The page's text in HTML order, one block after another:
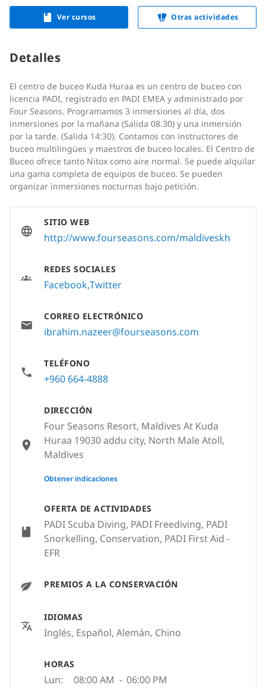
Ver cursos Otras actividades
Detalles
El centro de buceo Kuda Huraa es un centro de buceo con
licencia PADI, registrado en PADI EMEA y administrado por
Four Seasons. Programamos 3 inmersiones al día, dos
inmersiones por la mañana (Salida 08.30) y una inmersión
por la tarde. (Salida 14:30). Contamos con instructores de
buceo multilingües y maestros de buceo locales. El Centro de
Buceo ofrece tanto Nitox como aire normal. Se puede alquilar
una gama completa de equipos de buceo. Se pueden
organizar inmersiones nocturnas bajo petición.
OFERTA DE ACTIVIDADES
PADI Scuba Diving, PADI Freediving, PADI
Snorkelling, Conservation, PADI First Aid -
EFR
PREMIOS A LA CONSERVACIÓN
IDIOMAS
Inglés, Español, Alemán, Chino
HORAS
Lun: 08:00 AM - 06:00 PM
SITIO WEB
http://www.fourseasons.com/maldiveskh
REDES SOCIALES
FacebookTwitter
CORREO ELECTRÓNICO
ibrahim.nazeer@fourseasons.com
TELÉFONO
+960 664-4888
DIRECCIÓN
Four Seasons Resort, Maldives At Kuda
Huraa 19030 addu city, North Male Atoll,
Maldives
None
Obtener indicaciones